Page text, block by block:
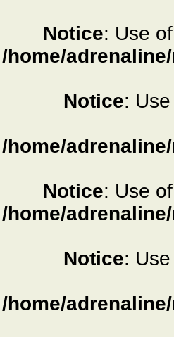
Notice: Use
/home/
Notice:
/home/
Notice: Use
/home/
Notice:
/home/